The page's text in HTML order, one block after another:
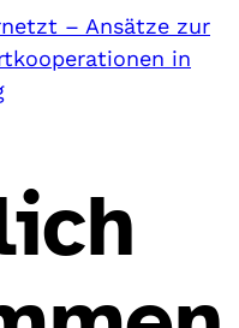
– Ansätze zur
in